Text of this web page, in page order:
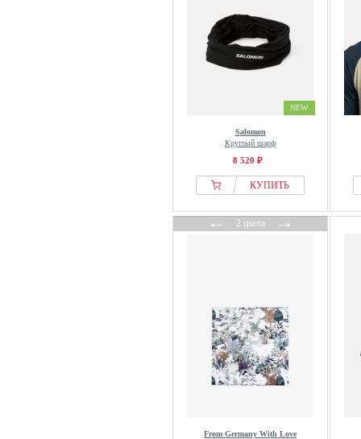
NEW
Salomon
Круглый шарф
8 520 ₽
КУПИТЬ
←2 цвета→
From Germany With Love